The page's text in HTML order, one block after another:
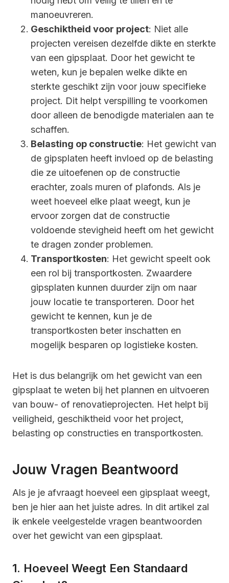
manoeuvreren.
Geschiktheid voor project: Niet alle
projecten vereisen dezelfde dikte en sterkte
van een gipsplaat. Door het gewicht te
weten, kun je bepalen welke dikte en
sterkte geschikt zijn voor jouw specifieke
project. Dit helpt verspilling te voorkomen
door alleen de benodigde materialen aan te
schaffen.
Belasting op constructie: Het gewicht van
de gipsplaten heeft invloed op de belasting
die ze uitoefenen op de constructie
erachter, zoals muren of plafonds. Als je
weet hoeveel elke plaat weegt, kun je
ervoor zorgen dat de constructie
voldoende stevigheid heeft om het gewicht
te dragen zonder problemen.
Transportkosten: Het gewicht speelt ook
een rol bij transportkosten. Zwaardere
gipsplaten kunnen duurder zijn om naar
jouw locatie te transporteren. Door het
gewicht te kennen, kun je de
transportkosten beter inschatten en
mogelijk besparen op logistieke kosten.
Het is dus belangrijk om het gewicht van een
gipsplaat te weten bij het plannen en uitvoeren
van bouw- of renovatieprojecten. Het helpt bij
veiligheid, geschiktheid voor het project,
belasting op constructies en transportkosten.
Jouw Vragen Beantwoord
Als je je afvraagt hoeveel een gipsplaat weegt,
ben je hier aan het juiste adres. In dit artikel zal
ik enkele veelgestelde vragen beantwoorden
over het gewicht van een gipsplaat.
1. Hoeveel Weegt Een Standaard